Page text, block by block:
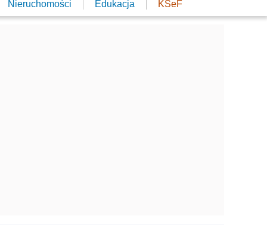
Nieruchomości Edukacja KSeF